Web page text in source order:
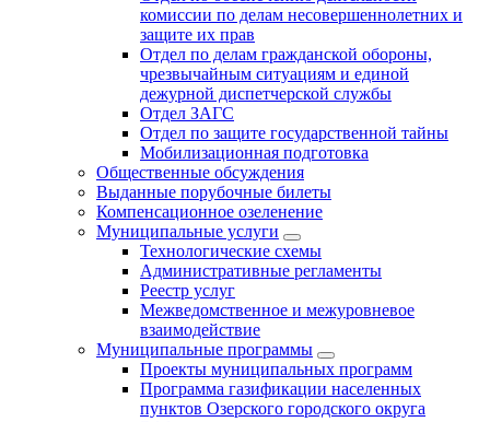
комиссии по делам несовершеннолетних и
защите их прав
Отдел по делам гражданской обороны,
чрезвычайным ситуациям и единой
дежурной диспетчерской службы
Отдел ЗАГС
Отдел по защите государственной тайны
Мобилизационная подготовка
Общественные обсуждения
Выданные порубочные билеты
Компенсационное озеленение
Муниципальные услуги
Технологические схемы
Административные регламенты
Реестр услуг
Межведомственное и межуровневое
взаимодействие
Муниципальные программы
Проекты муниципальных программ
Программа газификации населенных
пунктов Озерского городского округа